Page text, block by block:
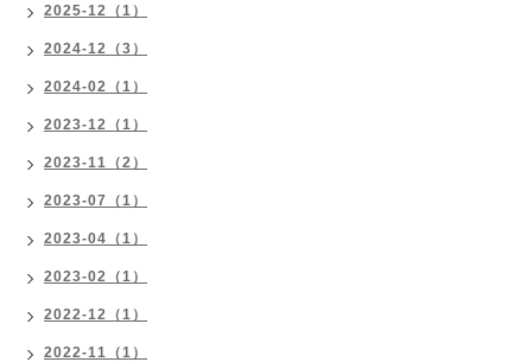
2025-12（1）
2024-12（3）
2024-02（1）
2023-12（1）
2023-11（2）
2023-07（1）
2023-04（1）
2023-02（1）
2022-12（1）
2022-11（1）